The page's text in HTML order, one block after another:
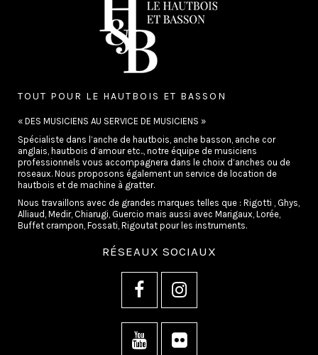
TOUT POUR LE HAUTBOIS ET BASSON
« DES MUSICIENS AU SERVICE DE MUSICIENS »
Spécialiste dans l’anche de hautbois, anche basson, anche cor
anglais, hautbois d’amour etc.., notre équipe de musiciens
professionnels vous accompagnera dans le choix d’anches ou de
roseaux. Nous proposons également un service de location de
hautbois et de machine à gratter.
Nous travaillons avec de grandes marques telles que : Rigotti , Ghys,
Alliaud, Medir, Chiarugi, Guercio mais aussi avec Marigaux, Lorée,
Buffet crampon, Fossati, Rigoutat pour les instruments.
RÉSEAUX SOCIAUX